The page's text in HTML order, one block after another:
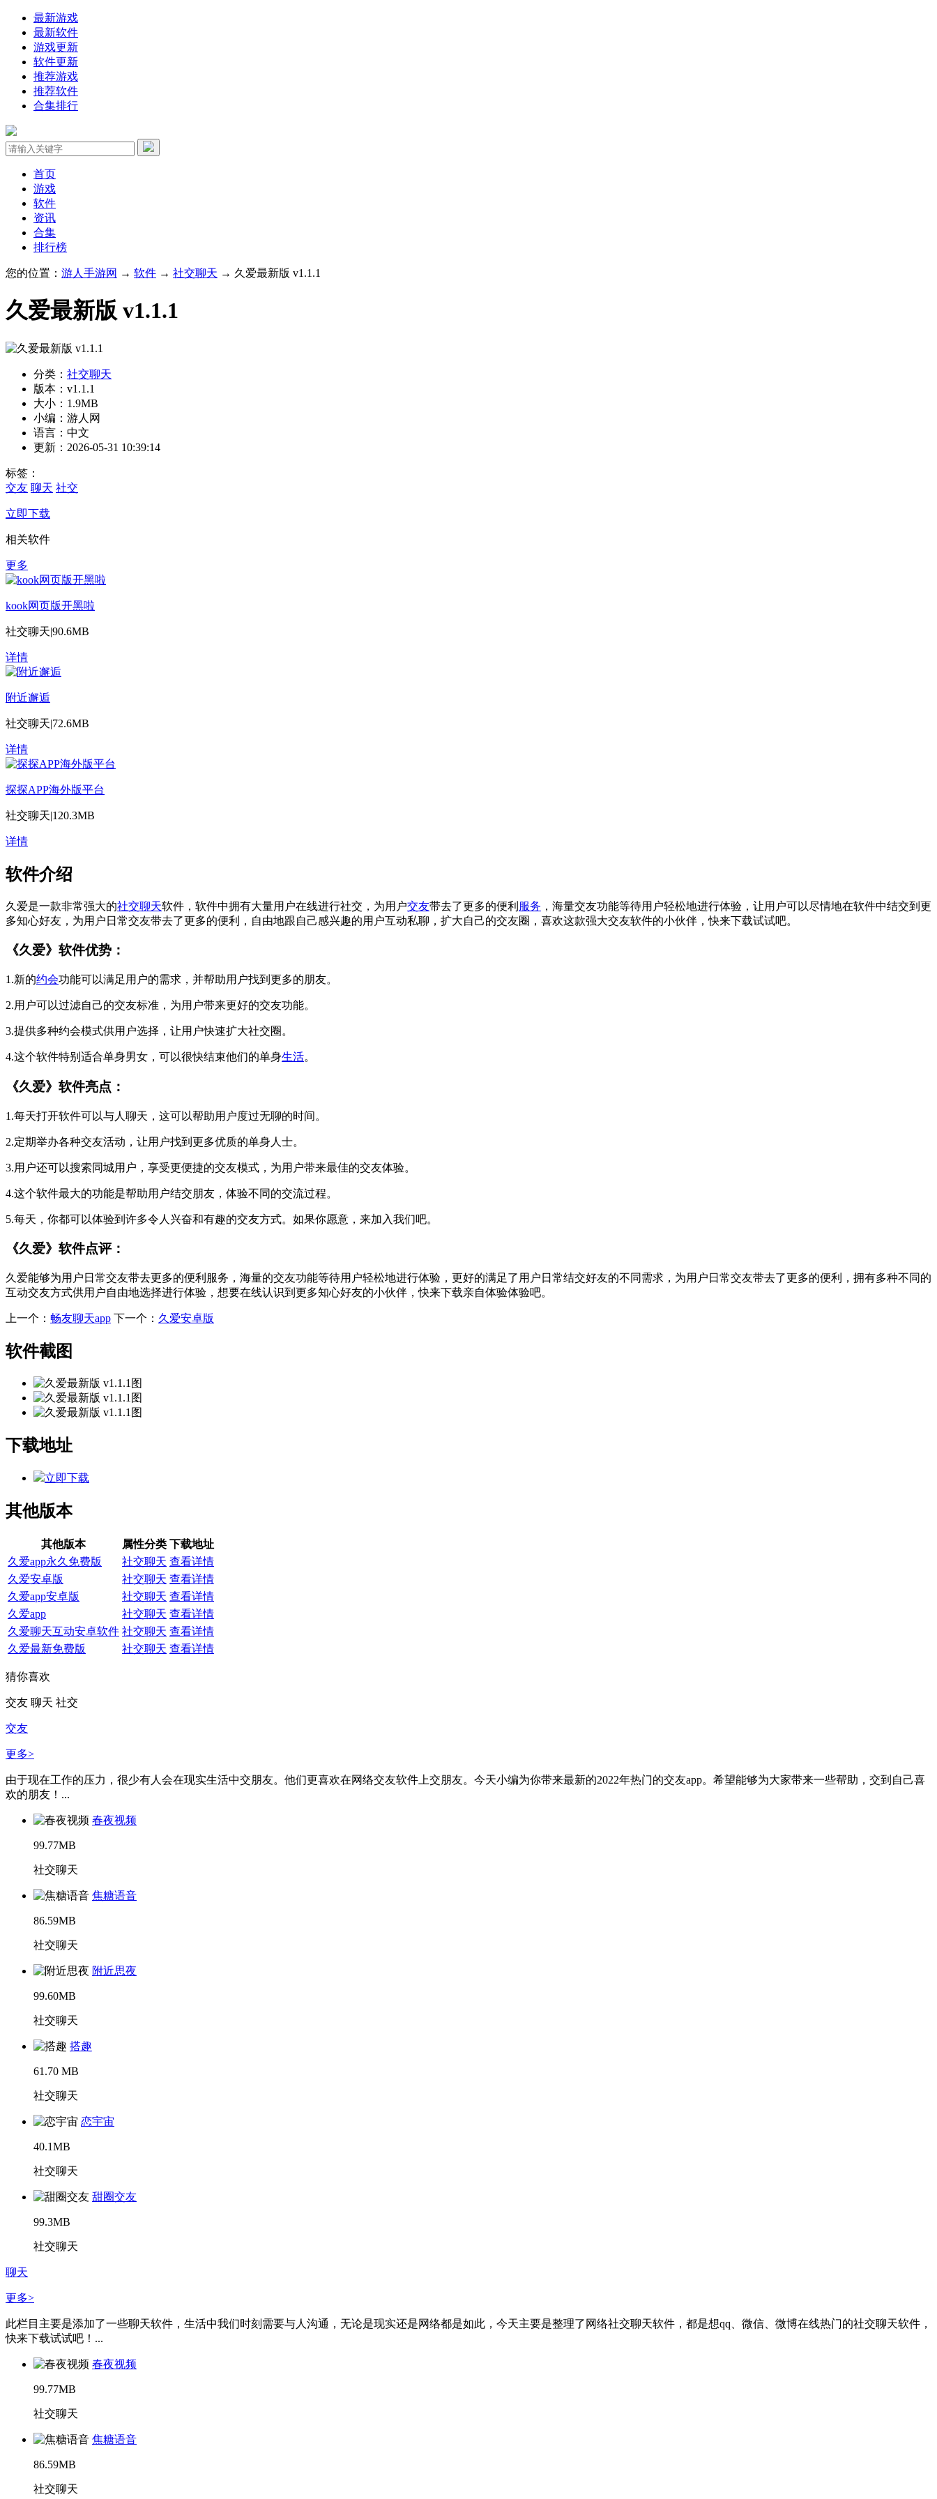
最新游戏
最新软件
游戏更新
软件更新
推荐游戏
推荐软件
合集排行
首页
游戏
软件
资讯
合集
排行榜
您的位置： 游人手游网 → 软件 → 社交聊天 → 久爱最新版 v1.1.1
久爱最新版 v1.1.1
分类： 社交聊天
版本：v1.1.1
大小：1.9MB
小编：游人网
语言：中文
更新：2026-05-31 10:39:14
标签：
交友 聊天 社交
立即下载
相关软件
更多
kook网页版开黑啦
社交聊天|90.6MB
详情
附近邂逅
社交聊天|72.6MB
详情
探探APP海外版平台
社交聊天|120.3MB
详情
软件介绍
久爱是一款非常强大的社交聊天软件，软件中拥有大量用户在线进行社交，为用户交友带去了更多的便利 服务 ，海量交友功能等待用户轻松地进行体验，让用户可以尽情地在软件中结交到更
多知心好友，为用户日常交友带去了更多的便利，自由地跟自己感兴趣的用户互动私聊，扩大自己的交友圈，喜欢这款强大交友软件的小伙伴，快来下载试试吧。
《久爱》软件优势：
1.新的约会功能可以满足用户的需求，并帮助用户找到更多的朋友。
2.用户可以过滤自己的交友标准，为用户带来更好的交友功能。
3.提供多种约会模式供用户选择，让用户快速扩大社交圈。
4.这个软件特别适合单身男女，可以很快结束他们的单身生活。
《久爱》软件亮点：
1.每天打开软件可以与人聊天，这可以帮助用户度过无聊的时间。
2.定期举办各种交友活动，让用户找到更多优质的单身人士。
3.用户还可以搜索同城用户，享受更便捷的交友模式，为用户带来最佳的交友体验。
4.这个软件最大的功能是帮助用户结交朋友，体验不同的交流过程。
5.每天，你都可以体验到许多令人兴奋和有趣的交友方式。如果你愿意，来加入我们吧。
《久爱》软件点评：
久爱能够为用户日常交友带去更多的便利服务，海量的交友功能等待用户轻松地进行体验，更好的满足了用户日常结交好友的不同需求，为用户日常交友带去了更多的便利，拥有多种不同的
互动交友方式供用户自由地选择进行体验，想要在线认识到更多知心好友的小伙伴，快来下载亲自体验体验吧。
上一个： 畅友聊天app 下一个： 久爱安卓版
软件截图
下载地址
立即下载
其他版本
其他版本 属性分类 下载地址
久爱app永久免费版
社交聊天 查看详情
久爱安卓版
社交聊天 查看详情
久爱app安卓版
社交聊天 查看详情
久爱app
社交聊天 查看详情
久爱聊天互动安卓软件 社交聊天 查看详情
久爱最新免费版
社交聊天 查看详情
猜你喜欢
交友 聊天 社交
交友
更多>
由于现在工作的压力，很少有人会在现实生活中交朋友。他们更喜欢在网络交友软件上交朋友。今天小编为你带来最新的2022年热门的交友app。希望能够为大家带来一些帮助，交到自己喜
欢的朋友！...
春夜视频
99.77MB
社交聊天
焦糖语音
86.59MB
社交聊天
附近思夜
99.60MB
社交聊天
搭趣
61.70 MB
社交聊天
恋宇宙
40.1MB
社交聊天
甜圈交友
99.3MB
社交聊天
聊天
更多>
此栏目主要是添加了一些聊天软件，生活中我们时刻需要与人沟通，无论是现实还是网络都是如此，今天主要是整理了网络社交聊天软件，都是想qq、微信、微博在线热门的社交聊天软件，
快来下载试试吧！...
春夜视频
99.77MB
社交聊天
焦糖语音
86.59MB
社交聊天